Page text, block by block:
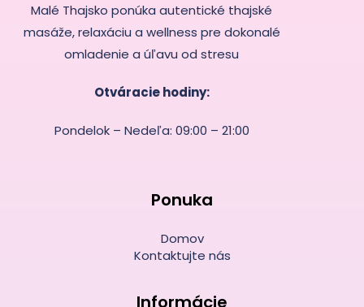
Malé Thajsko ponúka autentické thajské
masáže, relaxáciu a wellness pre dokonalé
omladenie a úľavu od stresu
Otváracie hodiny:
Pondelok – Nedeľa: 09:00 – 21:00
Ponuka
Domov
Kontaktujte nás
Informácie